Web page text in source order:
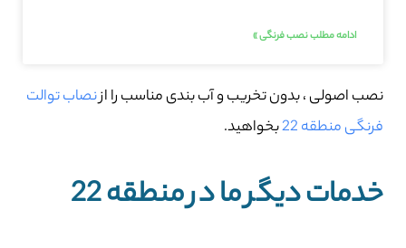
ادامه مطلب نصب فرنگی »
نصب اصولی ، بدون تخریب و آب بندی مناسب را ازنصاب توالت
فرنگی منطقه 22
بخواهید.
خدمات دیگر ما در منطقه 22